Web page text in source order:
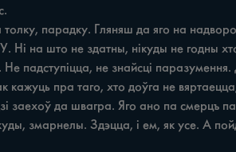
заехоў да швагра. Яго ано па смерцъ